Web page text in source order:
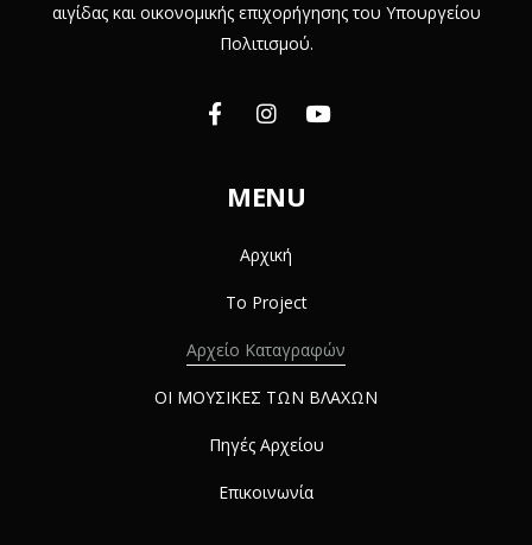
αιγίδας και οικονομικής επιχορήγησης του Υπουργείου
Πολιτισμού.
MENU
Αρχική
Το Project
Αρχείο Καταγραφών
ΟΙ ΜΟΥΣΙΚΕΣ ΤΩΝ ΒΛΑΧΩΝ
Πηγές Αρχείου
Επικοινωνία